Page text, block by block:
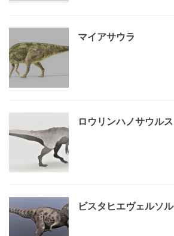
マイアサウラ
ロウリンハノサウルス
ビスタヒエヴェルソル